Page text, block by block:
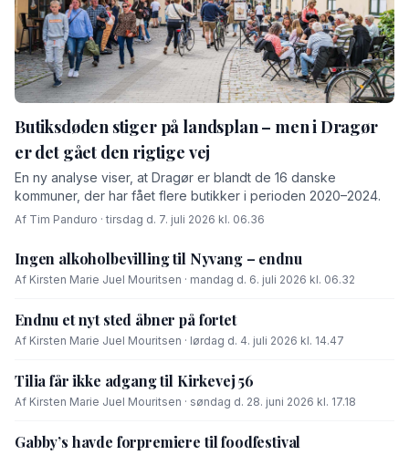
Butiksdøden stiger på landsplan – men i Dragør
er det gået den rigtige vej
En ny analyse viser, at Dragør er blandt de 16 danske
kommuner, der har fået flere butikker i perioden 2020–2024.
Af Tim Panduro · tirsdag d. 7. juli 2026 kl. 06.36
Ingen alkoholbevilling til Nyvang – endnu
Af Kirsten Marie Juel Mouritsen · mandag d. 6. juli 2026 kl. 06.32
Endnu et nyt sted åbner på fortet
Af Kirsten Marie Juel Mouritsen · lørdag d. 4. juli 2026 kl. 14.47
Tilia får ikke adgang til Kirkevej 56
Af Kirsten Marie Juel Mouritsen · søndag d. 28. juni 2026 kl. 17.18
Gabby’s havde forpremiere til foodfestival